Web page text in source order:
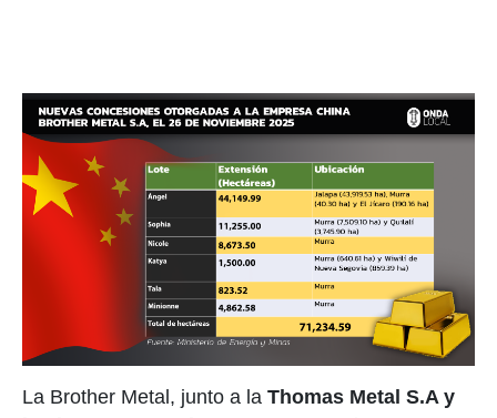
La Brother Metal, junto a la Thomas Metal S.A y